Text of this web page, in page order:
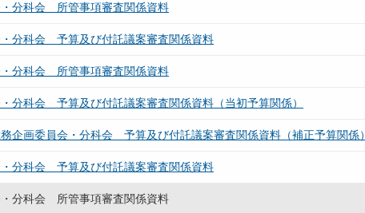
分科会 所管事項審査関係資料
分科会 予算及び付託議案審査関係資料
分科会 所管事項審査関係資料
分科会 予算及び付託議案審査関係資料（当初予算関係）
企画委員会・分科会 予算及び付託議案審査関係資料（補正予算関係）
分科会 予算及び付託議案審査関係資料
分科会 所管事項審査関係資料